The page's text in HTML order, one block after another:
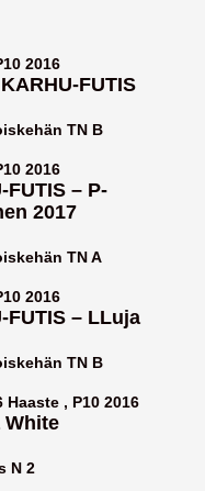
2016
FUTIS
TN B
2016
FUTIS – P-
2017
TN A
2016
FUTIS – LLuja
TN B
Haaste , P10 2016
White
N 2